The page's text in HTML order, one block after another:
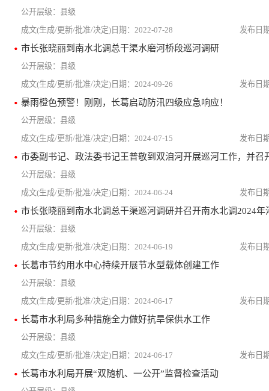
县级
2022-07-28
市长张晓丽到南水北调总干渠水磨河桥段巡河调研
县级
2024-09-26
暴雨橙色预警！刚刚，长葛启动防汛四级应急响应！
县级
2024-07-15
市委副书记、政法委书记王普敬到双洎河开展巡河工作，并召
县级
2024-06-24
市长张晓丽到南水北调总干渠巡河调研并召开南水北调2024年
县级
2024-06-19
长葛市节约用水中心持续开展节水型载体创建工作
县级
2024-06-17
长葛市水利局多种措施全力做好抗旱保供水工作
县级
2024-06-17
长葛市水利局开展“双随机、一公开”监督检查活动